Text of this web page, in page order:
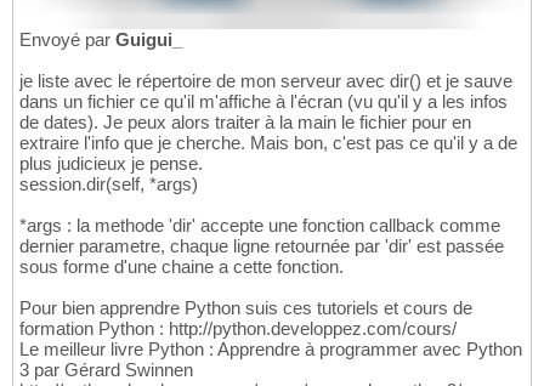
Envoyé par Guigui_
je liste avec le répertoire de mon serveur avec dir() et je sauve
dans un fichier ce qu'il m'affiche à l'écran (vu qu'il y a les infos
de dates). Je peux alors traiter à la main le fichier pour en
extraire l'info que je cherche. Mais bon, c'est pas ce qu'il y a de
plus judicieux je pense.
session.dir(self, *args)
*args : la methode 'dir' accepte une fonction callback comme
dernier parametre, chaque ligne retournée par 'dir' est passée
sous forme d'une chaine a cette fonction.
Pour bien apprendre Python suis ces tutoriels et cours de
formation Python : http://python.developpez.com/cours/
Le meilleur livre Python : Apprendre à programmer avec Python
3 par Gérard Swinnen